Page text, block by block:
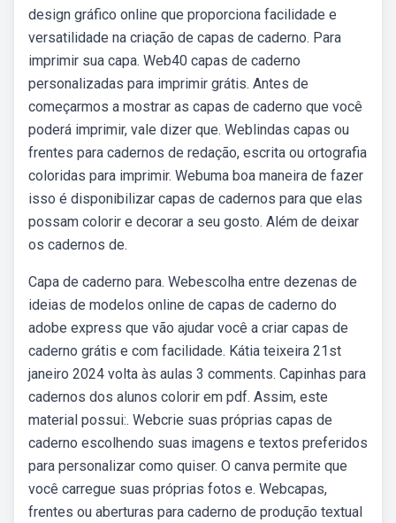
design gráfico online que proporciona facilidade e
versatilidade na criação de capas de caderno. Para
imprimir sua capa. Web40 capas de caderno
personalizadas para imprimir grátis. Antes de
começarmos a mostrar as capas de caderno que você
poderá imprimir, vale dizer que. Weblindas capas ou
frentes para cadernos de redação, escrita ou ortografia
coloridas para imprimir. Webuma boa maneira de fazer
isso é disponibilizar capas de cadernos para que elas
possam colorir e decorar a seu gosto. Além de deixar
os cadernos de.
Capa de caderno para. Webescolha entre dezenas de
ideias de modelos online de capas de caderno do
adobe express que vão ajudar você a criar capas de
caderno grátis e com facilidade. Kátia teixeira 21st
janeiro 2024 volta às aulas 3 comments. Capinhas para
cadernos dos alunos colorir em pdf. Assim, este
material possui:. Webcrie suas próprias capas de
caderno escolhendo suas imagens e textos preferidos
para personalizar como quiser. O canva permite que
você carregue suas próprias fotos e. Webcapas,
frentes ou aberturas para caderno de produção textual